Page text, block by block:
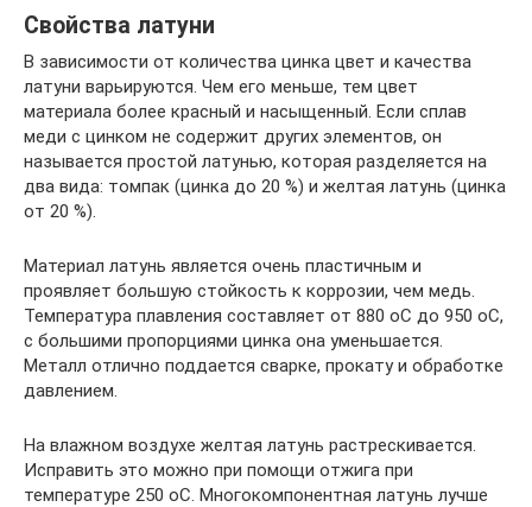
Свойства латуни
В зависимости от количества цинка цвет и качества
латуни варьируются. Чем его меньше, тем цвет
материала более красный и насыщенный. Если сплав
меди с цинком не содержит других элементов, он
называется простой латунью, которая разделяется на
два вида: томпак (цинка до 20 %) и желтая латунь (цинка
от 20 %).
Материал латунь является очень пластичным и
проявляет большую стойкость к коррозии, чем медь.
Температура плавления составляет от 880 оС до 950 оС,
с большими пропорциями цинка она уменьшается.
Металл отлично поддается сварке, прокату и обработке
давлением.
На влажном воздухе желтая латунь растрескивается.
Исправить это можно при помощи отжига при
температуре 250 оС. Многокомпонентная латунь лучше